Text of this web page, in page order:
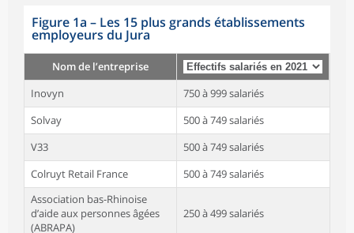
Figure 1a – Les 15 plus grands établissements
employeurs du Jura
Nom de l’entreprise
Inovyn
750 à 999 salariés
Solvay
500 à 749 salariés
V33
500 à 749 salariés
Colruyt Retail France
500 à 749 salariés
Association bas-Rhinoise
d’aide aux personnes âgées
(ABRAPA)
250 à 499 salariés